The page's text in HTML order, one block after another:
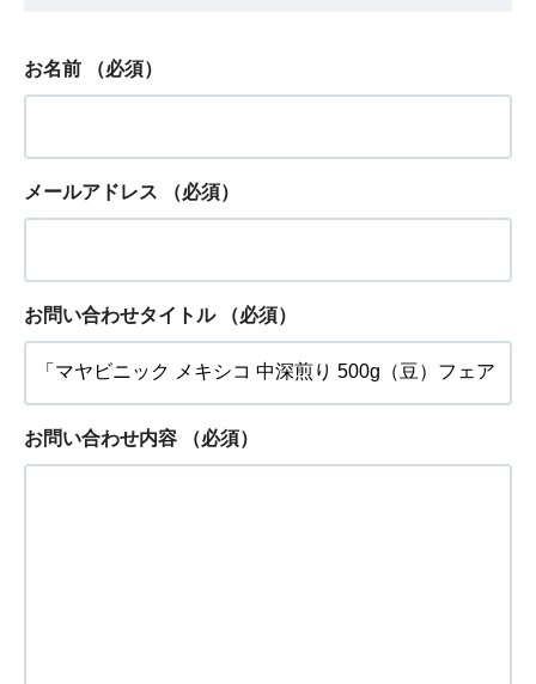
お名前 （必須）
メールアドレス （必須）
お問い合わせタイトル （必須）
お問い合わせ内容 （必須）